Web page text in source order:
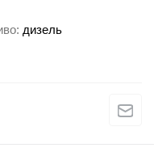
дизель